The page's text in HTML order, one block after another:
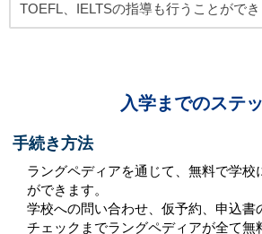
TOEFL、IELTSの指導も行うことができ
入学までのステ
手続き方法
ラングペディアを通じて、無料で学校
ができます。
学校への問い合わせ、仮予約、申込書
チェックまでラングペディアが全て無